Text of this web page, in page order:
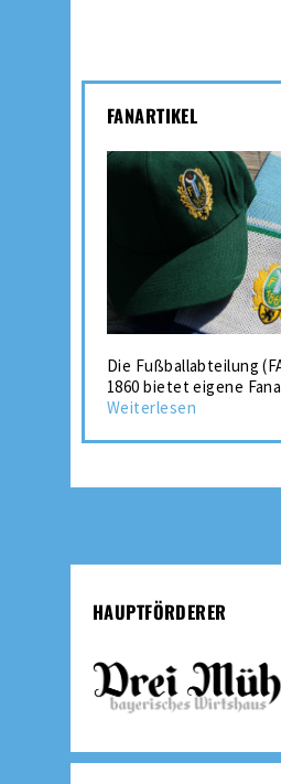
FANARTIKEL
Die Fußballabteilung
1860 bietet eigene
Weiterlesen
HAUPTFÖRDERER